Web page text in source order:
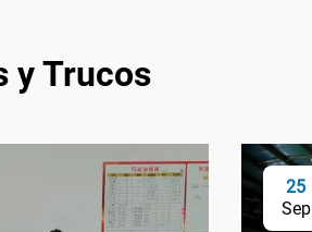
y Trucos
25
Sep